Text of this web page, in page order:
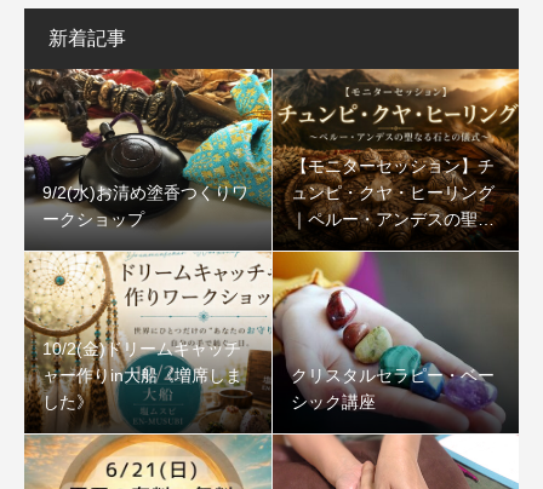
新着記事
9/2(水)お清め塗香つくりワ
ークショップ
【モニターセッション】チ
ュンピ・クヤ・ヒーリング
｜ペルー・アンデスの聖な
る石
10/2(金)ドリームキャッチ
ャー作りin大船《増席しま
した》
クリスタルセラピー・ベー
シック講座